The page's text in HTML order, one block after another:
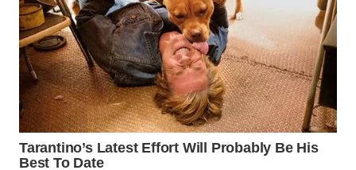
WN
MAJALENGKA
WN
SUBANG
WN